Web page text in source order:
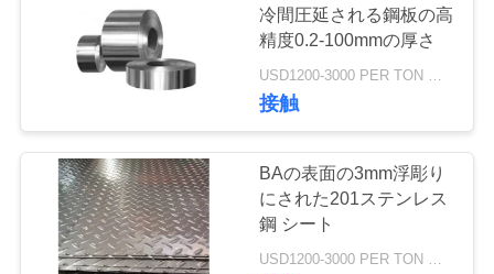
冷間圧延される鋼板の高
精度0.2-100mmの厚さ
接触
BAの表面の3mm浮彫り
にされた201ステンレス
鋼 シート